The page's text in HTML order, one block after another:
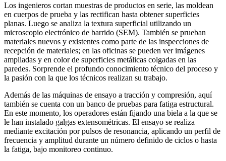
Los ingenieros cortan muestras de productos en serie, las moldean
en cuerpos de prueba y las rectifican hasta obtener superficies
planas. Luego se analiza la textura superficial utilizando un
microscopio electrónico de barrido (SEM). También se prueban
materiales nuevos y existentes como parte de las inspecciones de
recepción de materiales; en las oficinas se pueden ver imágenes
ampliadas y en color de superficies metálicas colgadas en las
paredes. Sorprende el profundo conocimiento técnico del proceso y
la pasión con la que los técnicos realizan su trabajo.
Además de las máquinas de ensayo a tracción y compresión, aquí
también se cuenta con un banco de pruebas para fatiga estructural.
En este momento, los operadores están fijando una biela a la que se
le han instalado galgas extensométricas. El ensayo se realiza
mediante excitación por pulsos de resonancia, aplicando un perfil de
frecuencia y amplitud durante un número definido de ciclos o hasta
la fatiga, bajo monitoreo continuo.